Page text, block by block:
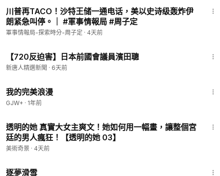
川普再TACO！沙特王储一通电话，美以史诗级轰炸伊
朗紧急叫停。｜ #軍事情報局 #周子定
軍事情報局-探索時分-周子定 · 4天前
【720反迫害】日本前國會議員濱田聰
新唐人精選新聞 · 6天前
我的完美浪漫
GJW+ · 1年前
透明的她 真實大女主爽文！她如何用一幅畫，讓整個宮
廷的男人瘋狂！【透明的她 03】
美術奇景 · 4天前
逐夢滑雪